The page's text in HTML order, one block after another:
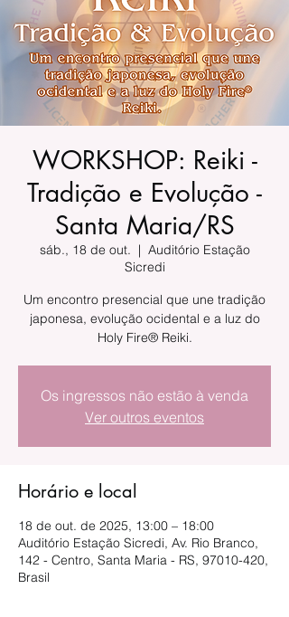
WORKSHOP: Reiki -
Tradição e Evolução -
Santa Maria/RS
sáb., 18 de out.
  |
Auditório Estação
Sicredi
Um encontro presencial que une tradição
japonesa, evolução ocidental e a luz do
Holy Fire® Reiki.
Os ingressos não estão à venda
Ver outros eventos
Horário e local
18 de out. de 2025, 13:00 – 18:00
Auditório Estação Sicredi, Av. Rio Branco,
142 - Centro, Santa Maria - RS, 97010-420,
Brasil